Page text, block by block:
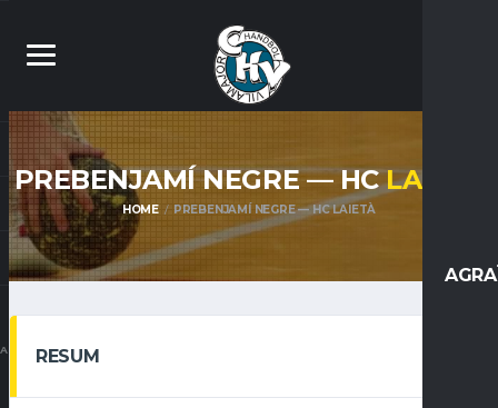
PREBENJAMÍ NEGRE — HCLAIETÀ
HOME PREBENJAMÍ NEGRE — HC LAIETÀ
RESUM